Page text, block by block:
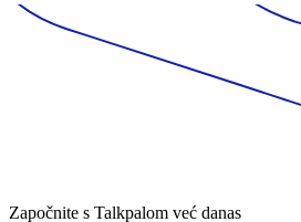
Započnite s Talkpalom već danas